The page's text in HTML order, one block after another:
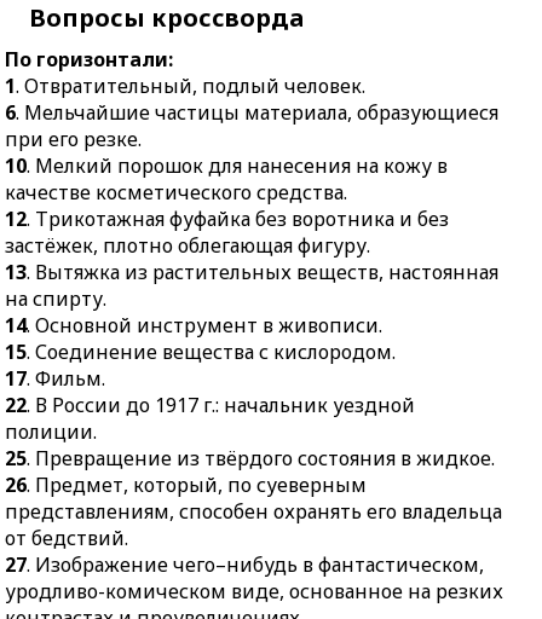
начальник уездной
полиции.
25.Превращение из
твёрдого состояния в
жидкое.
26.Предмет, который,
по суеверным
представлениям,
способен охранять его
владельца от бедствий.
27.Изображение чего–
нибудь в
фантастическом,
уродливо-комическом
виде, основанное на
резких контрастах и
преувеличениях.
28.Балкон вдоль стены
амфитеатра.
30.Вид зимнего
головного убора.
29.Лицо, посылаемое
пропаганды.
30.Размещение и
механизма.
32.Прекращение жизни.
33.Рёберная косточка с
прилегающим мясом.
переводного векселя
при его досрочном
35.Тип
устройства.
37.Достаток, довольство.
краба.
Вопросы кроссворда
По горизонтали:
1. Отвратительный, подлый человек.
6. Мельчайшие частицы материала, образующиеся
при его резке.
10. Мелкий порошок для нанесения на кожу в
качестве косметического средства.
12. Трикотажная фуфайка без воротника и без
застёжек, плотно облегающая фигуру.
13. Вытяжка из растительных веществ, настоянная
на спирту.
14. Основной инструмент в живописи.
15. Соединение вещества с кислородом.
17. Фильм.
22. В России до 1917 г.: начальник уездной
полиции.
25. Превращение из твёрдого состояния в жидкое.
26. Предмет, который, по суеверным
представлениям, способен охранять его владельца
от бедствий.
27. Изображение чего–нибудь в фантастическом,
уродливо-комическом виде, основанное на резких